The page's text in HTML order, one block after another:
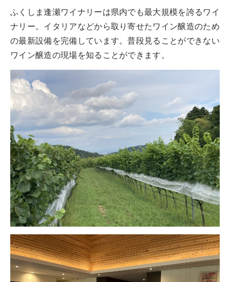
ふくしま逢瀬ワイナリーは県内でも最大規模を誇るワイ
ナリー。イタリアなどから取り寄せたワイン醸造のため
の最新設備を完備しています。普段見ることができない
ワイン醸造の現場を知ることができます。